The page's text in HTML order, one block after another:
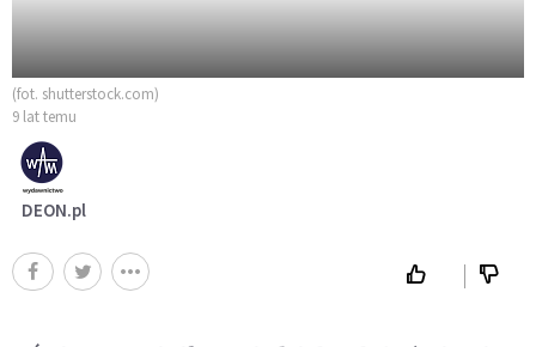
(fot. shutterstock.com)
9 lat temu
DEON.pl